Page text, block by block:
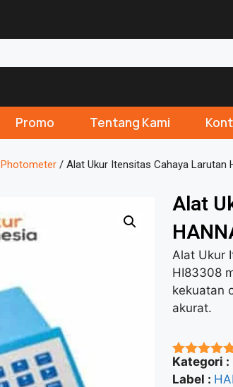
Promo Tentang Kami
Photometer/ Alat Ukur Itensitas Cahaya Larutan
Alat
Alat Ukur
HI83308
kekuatan
akurat.
★★★★★
Kategori :
Label :